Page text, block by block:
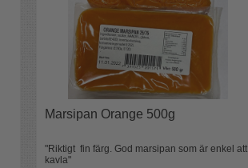
Marsipan Orange 500g
"Riktigt fin färg. God marsipan som är enkel att
kavla"